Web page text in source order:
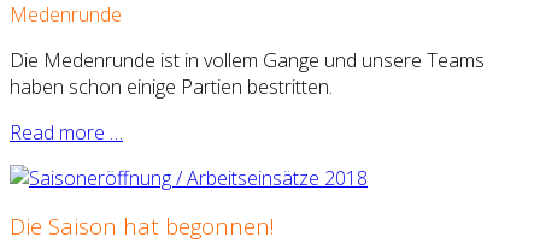
Medenrunde
Die Medenrunde ist in vollem Gange und unsere Teams
haben schon einige Partien bestritten.
Read more …
Die Saison hat begonnen!